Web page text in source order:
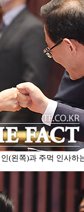
(왼쪽)과 주먹 인사하